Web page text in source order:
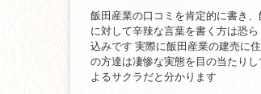
飯田産業の口コミを肯定的に書き
に対して辛辣な言葉を書く方は恐
込みです 実際に飯田産業の建売に
の方達は凄惨な実態を目の当たり
よるサクラだと分かります